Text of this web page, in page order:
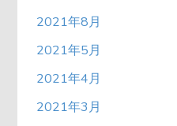
2021年8月
2021年5月
2021年4月
2021年3月